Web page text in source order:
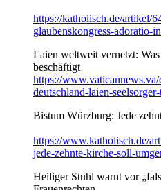
https://katholisch.de/artikel/
glaubenskongress-adoratio-
Laien weltweit vernetzt: Was
beschäftigt
https://
deutschland-laien-
Bistum Würzburg: Jede
https://www.katholisch.de/
jede-zehnte-kirche-soll-
Heiliger Stuhl warnt vor